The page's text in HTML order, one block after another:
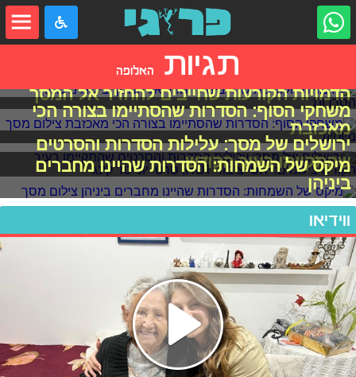
תגיות האלופה
הדמויות הקורעות שחייבים להחזיר אל המסך
משחקי הסוף: הסדרות שהסתיימו בצורה הכי
מאכזבת
ירושלים של מסך: עלילות הסדרות והסרטים
שהתקיימו בעיר הקודש
מיקס של השמחות: הסדרות שהיינו מחברים
ביניהן
ווידיאו